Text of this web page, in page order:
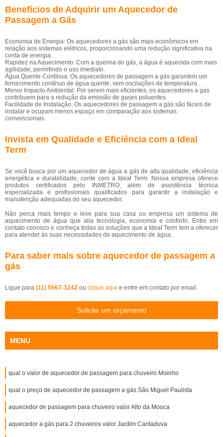
Benefícios de Adquirir um Aquecedor de
Passagem a Gás
Economia de Energia: Os aquecedores a gás são mais econômicos em
relação aos sistemas elétricos, proporcionando uma redução significativa na
conta de energia.
Rapidez na Aquecimento: Com a queima do gás, a água é aquecida com mais
agilidade, permitindo o uso imediato.
Água Quente Contínua: Os aquecedores de passagem a gás garantem um
fornecimento contínuo de água quente, sem oscilações de temperatura.
Menor Impacto Ambiental: Por serem mais eficientes, os aquecedores a gás
contribuem para a redução da emissão de gases poluentes.
Facilidade de Instalação: Os aquecedores de passagem a gás são fáceis de
instalar e ocupam menos espaço em comparação aos sistemas
convencionais.
Invista em Qualidade e Eficiência com a Ideal
Term
Se você busca por um aquecedor de água a gás de alta qualidade, eficiência
energética e durabilidade, conte com a Ideal Term. Nossa empresa oferece
produtos certificados pelo INMETRO, além de assistência técnica
especializada e profissionais qualificados para garantir a instalação e
manutenção adequadas do seu aquecedor.
Não perca mais tempo e leve para sua casa ou empresa um sistema de
aquecimento de água que alia tecnologia, economia e conforto. Entre em
contato conosco e conheça todas as soluções que a Ideal Term tem a oferecer
para atender às suas necessidades de aquecimento de água.
Para saber mais sobre aquecedor de passagem a
gás
Ligue para (11) 5667-3242 ou clique aqui e entre em contato por email.
Solicite um orçamento
MENU
qual o valor de aquecedor de passagem para chuveiro Moinho
qual o preço de aquecedor de passagem a gás São Miguel Paulista
aquecedor de passagem para chuveiro valor Alto da Mooca
aquecedor a gás para 2 chuveiros valor Jardim Cantaduva